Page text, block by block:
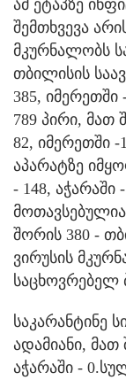
ამ ეტაპზე
შემთხვევა
მკურნალობს
თბილისის
385, იმერეთში
789 პირი, მათ
82, იმერეთში
აპარატზე
- 148, აჭარაში
შორის 380 -
ვირუსის
საცხოვრებელ
საკარანტინე
ადამიანი,
აჭარაში -